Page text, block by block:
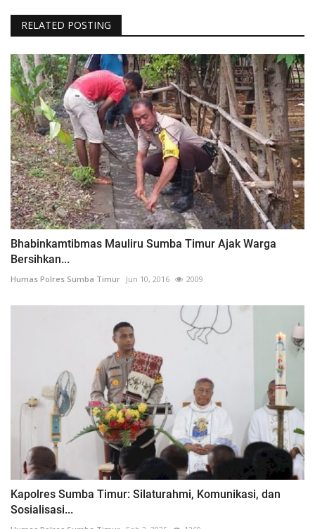
RELATED POSTING
Bhabinkamtibmas Mauliru Sumba Timur Ajak Warga
Bersihkan...
Humas Polres Sumba Timur Jun 10, 2016 2009
Kapolres Sumba Timur: Silaturahmi, Komunikasi, dan
Sosialisasi...